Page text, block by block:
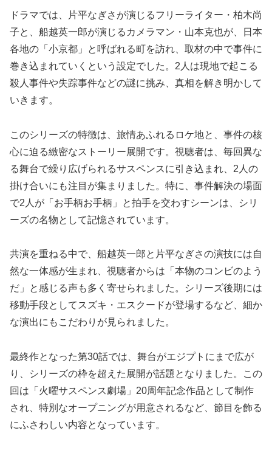
ドラマでは、片平なぎさが演じるフリーライター・柏木尚
子と、船越英一郎が演じるカメラマン・山本克也が、日本
各地の「小京都」と呼ばれる町を訪れ、取材の中で事件に
巻き込まれていくという設定でした。2人は現地で起こる
殺人事件や失踪事件などの謎に挑み、真相を解き明かして
いきます。
このシリーズの特徴は、旅情あふれるロケ地と、事件の核
心に迫る緻密なストーリー展開です。視聴者は、毎回異な
る舞台で繰り広げられるサスペンスに引き込まれ、2人の
掛け合いにも注目が集まりました。特に、事件解決の場面
で2人が「お手柄お手柄」と拍手を交わすシーンは、シリ
ーズの名物として記憶されています。
共演を重ねる中で、船越英一郎と片平なぎさの演技には自
然な一体感が生まれ、視聴者からは「本物のコンビのよう
だ」と感じる声も多く寄せられました。シリーズ後期には
移動手段としてスズキ・エスクードが登場するなど、細か
な演出にもこだわりが見られました。
最終作となった第30話では、舞台がエジプトにまで広が
り、シリーズの枠を超えた展開が話題となりました。この
回は「火曜サスペンス劇場」20周年記念作品として制作
され、特別なオープニングが用意されるなど、節目を飾る
にふさわしい内容となっています。